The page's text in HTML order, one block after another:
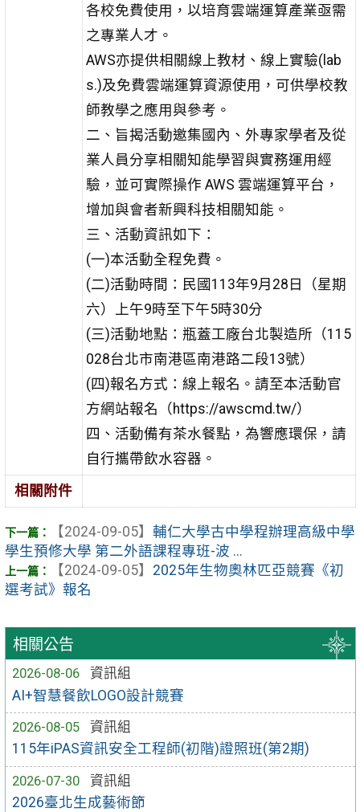
相關公告
2026-08-06
資訊組
AI+智慧餐飲LOGO設計競賽
2026-08-05
資訊組
115年iPAS資訊安全工程師(初階)證照班(第2期)
2026-07-30
資訊組
2026臺北生成藝術節
各校免費使用，以培育雲端運算產業亟需
之專業人才。
AWS亦提供相關線上教材、線上實驗(lab
s.)及免費雲端運算資源使用，可供學校教
師教學之應用與參考。
二、旨揭活動邀集國內、外專家學者及從
業人員分享相關知能學習與實務運用經
驗，並可實際操作 AWS 雲端運算平台，
增加與會者新興科技相關知能。
三、活動資訊如下：
(一)本活動全程免費。
(二)活動時間：民國113年9月28日（星期
六）上午9時至下午5時30分
(三)活動地點：瓶蓋工廠台北製造所（115
028台北市南港區南港路二段13號）
(四)報名方式：線上報名。請至本活動官
方網站報名（https://awscmd.tw/）
四、活動備有茶水餐點，為響應環保，請
自行攜帶飲水容器。
相關附件
【2024-09-05】 輔仁大學古中學程辦理高級中學
學生預修大學 第二外語課程專班-波 ...
【2024-09-05】 2025年生物奧林匹亞競賽《初
選考試》報名